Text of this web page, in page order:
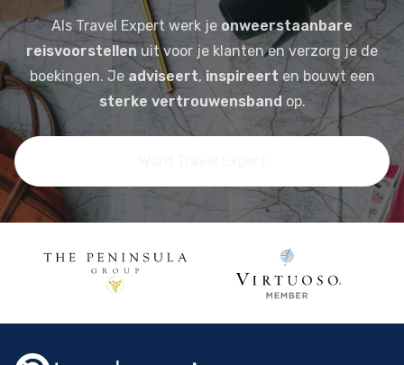
Als Travel Expert werk je onweerstaanbare
reisvoorstellen uit voor je klanten en verzorg je de
boekingen. Je adviseert,inspireert en bouwt een
sterke vertrouwensband op.